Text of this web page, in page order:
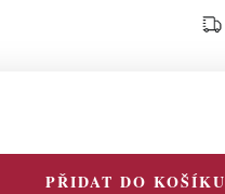
PŘIDAT DO KOŠÍKU